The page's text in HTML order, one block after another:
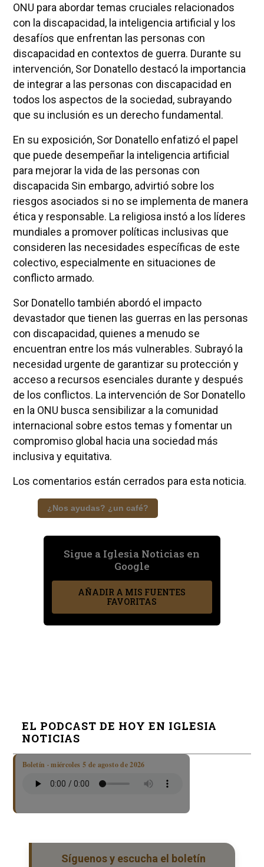
ONU para abordar temas cruciales relacionados
con la discapacidad, la inteligencia artificial y los
desafíos que enfrentan las personas con
discapacidad en contextos de guerra. Durante su
intervención, Sor Donatello destacó la importancia
de integrar a las personas con discapacidad en
todos los aspectos de la sociedad, subrayando
que su inclusión es un derecho fundamental.
En su exposición, Sor Donatello enfatizó el papel
que puede desempeñar la inteligencia artificial
para mejorar la vida de las personas con
discapacida Sin embargo, advirtió sobre los
riesgos asociados si no se implementa de manera
ética y responsable. La religiosa instó a los líderes
mundiales a promover políticas inclusivas que
consideren las necesidades específicas de este
colectivo, especialmente en situaciones de
conflicto armado.
Sor Donatello también abordó el impacto
devastador que tienen las guerras en las personas
con discapacidad, quienes a menudo se
encuentran entre los más vulnerables. Subrayó la
necesidad urgente de garantizar su protección y
acceso a recursos esenciales durante y después
de los conflictos. La intervención de Sor Donatello
en la ONU busca sensibilizar a la comunidad
internacional sobre estos temas y fomentar un
compromiso global hacia una sociedad más
inclusiva y equitativa.
Los comentarios están cerrados para esta noticia.
¿Nos ayudas? ¿un café?
Sigue a Iglesia Noticias en
Google
AÑADIR A MIS FUENTES
FAVORITAS
EL PODCAST DE HOY EN IGLESIA
NOTICIAS
Boletín · miércoles 5 de agosto de 2026
Síguenos y escucha el boletín